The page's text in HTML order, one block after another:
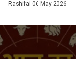
Rashifal-06-May-2026